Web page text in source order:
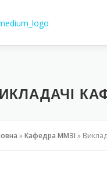
»Кафедра ММЗІ »